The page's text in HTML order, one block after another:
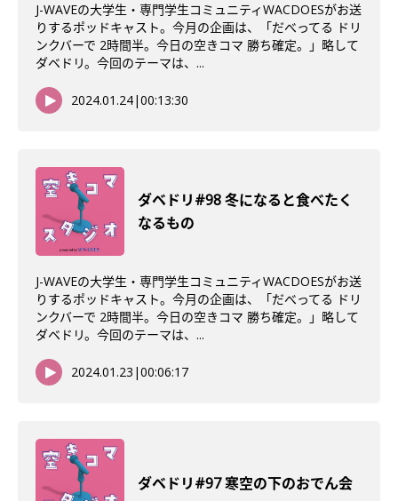
J-WAVEの大学生・専門学生コミュニティWACDOESがお送
りするポッドキャスト。今月の企画は、「だべってる ドリ
ンクバーで 2時間半。今日の空きコマ 勝ち確定。」略して
ダベドリ。今回のテーマは、...
2024.01.24|00:13:30
ダベドリ#98 冬になると食べたく
なるもの
J-WAVEの大学生・専門学生コミュニティWACDOESがお送
りするポッドキャスト。今月の企画は、「だべってる ドリ
ンクバーで 2時間半。今日の空きコマ 勝ち確定。」略して
ダベドリ。今回のテーマは、...
2024.01.23 |00:06:17
ダベドリ#97 寒空の下のおでん会